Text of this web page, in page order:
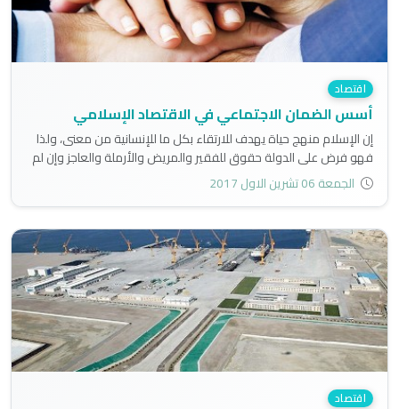
اقتصاد
أسس الضمان الاجتماعي في الاقتصاد الإسلامي
إن الإسلام منهج حياة يهدف للارتقاء بكل ما للإنسانية من معنى، ولذا
فهو فرض على الدولة حقوق للفقير والمريض والأرملة والعاجز وإن لم
يكونوا مسلمين..
الجمعة 06 تشرين الاول 2017
اقتصاد